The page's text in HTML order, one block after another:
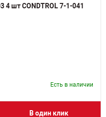
4 шт CONDTROL 7-1-041
Есть в наличии
В один клик